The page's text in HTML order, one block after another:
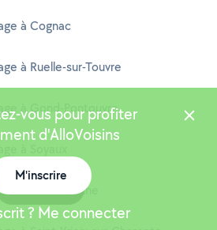
à Cognac
à Ruelle-sur-Touvre
à Gond-Pontouvre
à Soyaux
à La Couronne
vous pour profiter
d'AlloVoisins
M'inscrire
? Me connecter